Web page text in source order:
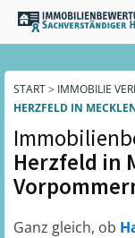
START> IMMOBILIE
HERZFELD IN
Herzfeld in
Ganz gleich, ob